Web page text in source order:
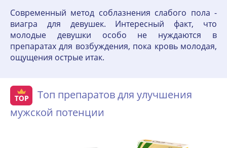
Современный метод соблазнения слабого пола -
виагра для девушек. Интересный факт, что
молодые девушки особо не нуждаются в
препаратах для возбуждения, пока кровь молодая,
ощущения острые итак.
Топ препаратов для улучшения
мужской потенции